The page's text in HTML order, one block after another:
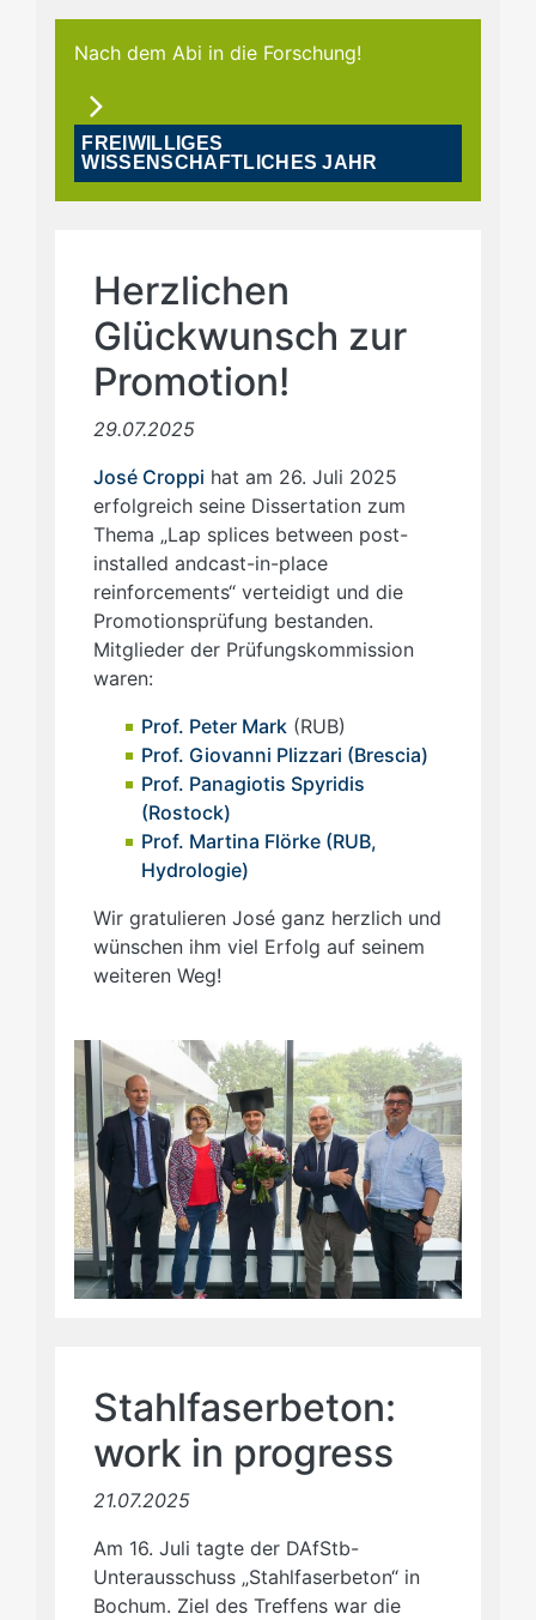
Nach dem Abi in die Forschung!
FREIWILLIGES
WISSENSCHAFTLICHES JAHR
Herzlichen
Glückwunsch zur
Promotion!
29.07.2025
José Croppi hat am 26. Juli 2025
erfolgreich seine Dissertation zum
Thema „Lap splices between post-
installed andcast-in-place
reinforcements“ verteidigt und die
Promotionsprüfung bestanden.
Mitglieder der Prüfungskommission
waren:
Prof. Peter Mark (RUB)
Prof. Giovanni Plizzari (Brescia)
Prof. Panagiotis Spyridis
(Rostock)
Prof. Martina Flörke (RUB,
Hydrologie)
Wir gratulieren José ganz herzlich und
wünschen ihm viel Erfolg auf seinem
weiteren Weg!
Stahlfaserbeton:
work in progress
21.07.2025
Am 16. Juli tagte der DAfStb-
Unterausschuss „Stahlfaserbeton“ in
Bochum. Ziel des Treffens war die